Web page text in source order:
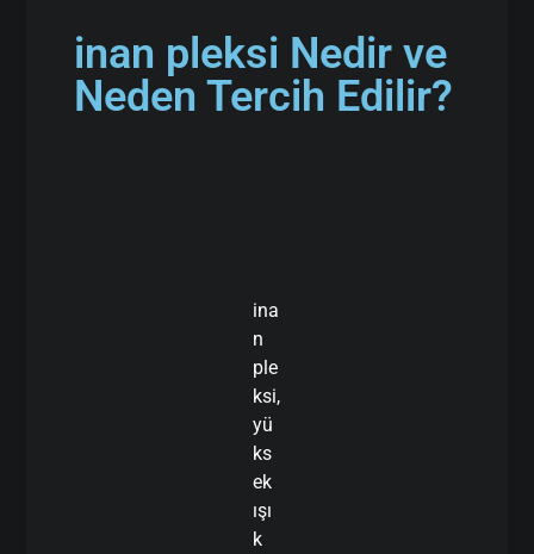
inan pleksi Nedir ve
Neden Tercih Edilir?
ina
n
ple
ksi,
yü
ks
ek
ışı
k